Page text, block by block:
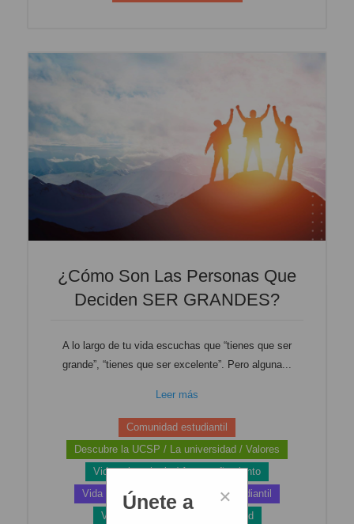
¿Cómo Son Las Personas Que
Deciden SER GRANDES?
A lo largo de tu vida escuchas que “tienes que ser
grande”, “tienes que ser excelente”. Pero alguna...
Leer más
Comunidad estudiantil
Descubre la UCSP / La universidad / Valores
Vida universitaria / Acompañamiento
Vida universitaria / Comunidad estudiantil
Vida universitaria / Empleabilidad
×
Únete a